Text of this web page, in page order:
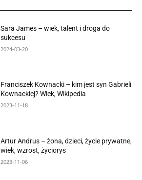
Sara James – wiek, talent i droga do
sukcesu
2024-03-20
Franciszek Kownacki – kim jest syn Gabrieli
Kownackiej? Wiek, Wikipedia
2023-11-18
Artur Andrus – żona, dzieci, życie prywatne,
wiek, wzrost, życiorys
2023-11-06